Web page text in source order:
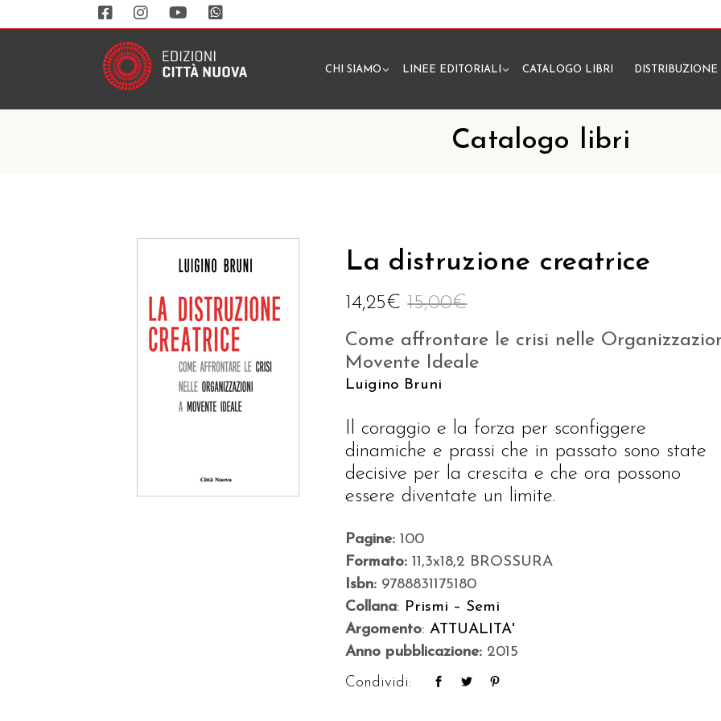
CHI SIAMO LINEE EDITORIALI CATALOGO LIBRI DISTRIBUZIONE
Catalogo libri
La distruzione creatrice
15,00€
14,25€
Come affrontare le crisi nelle
Movente Ideale
Luigino Bruni
Il coraggio e la forza per sconfiggere
dinamiche e prassi che in passato sono state
decisive per la crescita e che ora possono
essere diventate un limite.
Pagine:100
Formato:11,3x18,2 BROSSURA
Isbn: 9788831175180
Collana: Prismi – Semi
Argomento:ATTUALITA'
Anno pubblicazione: 2015
Condividi: